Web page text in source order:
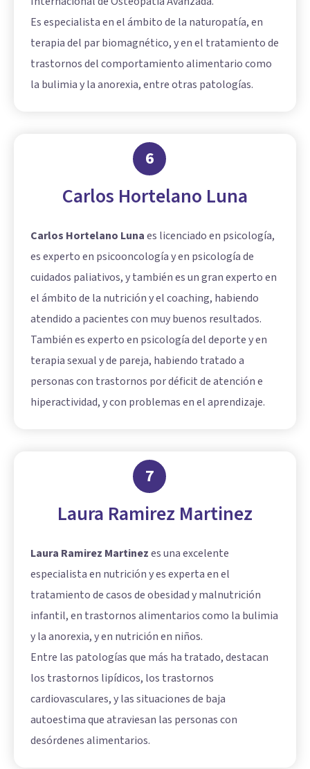
Es especialista en el ámbito de la naturopatía, en
terapia del par biomagnético, y en el tratamiento de
trastornos del comportamiento alimentario como
la bulimia y la anorexia, entre otras patologías.
6
Carlos Hortelano Luna
Carlos Hortelano Lunaes licenciado en psicología,
es experto en psicooncología y en psicología de
cuidados paliativos, y también es un gran experto en
el ámbito de la nutrición y el coaching, habiendo
atendido a pacientes con muy buenos resultados.
También es experto en psicología del deporte y en
terapia sexual y de pareja, habiendo tratado a
personas con trastornos por déficit de atención e
hiperactividad, y con problemas en el aprendizaje.
7
Laura Ramirez Martinez
Laura Ramirez Martinezes una excelente
especialista en nutrición y es experta en el
tratamiento de casos de obesidad y malnutrición
infantil, en trastornos alimentarios como la bulimia
y la anorexia, y en nutrición en niños.
Entre las patologías que más ha tratado, destacan
los trastornos lipídicos, los trastornos
cardiovasculares, y las situaciones de baja
autoestima que atraviesan las personas con
desórdenes alimentarios.